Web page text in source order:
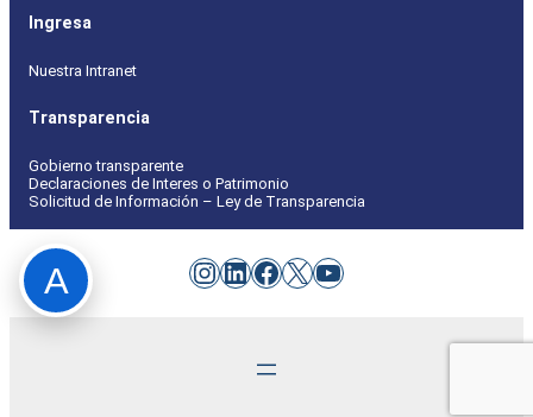
Ingresa
Nuestra Intranet
Transparencia
Gobierno transparente
Declaraciones de Interes o Patrimonio
Solicitud de Información – Ley de Transparencia
Instagram
LinkedIn
Facebook
X YouTube
A